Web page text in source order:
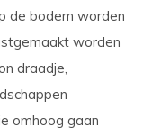
de bodem worden
worden
draadje,
omhoog gaan